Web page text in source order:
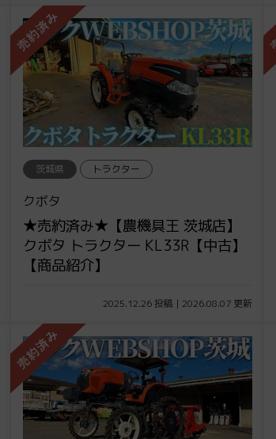
茨城県 トラクター
クボタ
★売約済み★【農機具王 茨城店】
クボタ トラクター KL33R【中古】
【商品紹介】
2025.12.26 投稿 | 2026.08.07 更新